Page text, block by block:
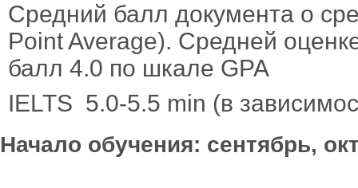
Средний балл документа о
Point Average). Средней
балл 4.0 по шкале GPA
IELTS 5.0-5.5 min (в
Начало обучения: сентябрь,